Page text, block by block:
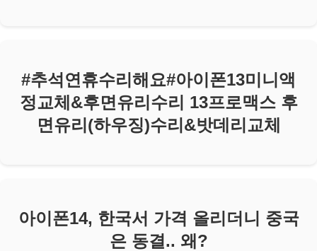
#추석연휴수리해요#아이폰13미니액
정교체&후면유리수리 13프로맥스 후
면유리(하우징)수리&밧데리교체
아이폰14, 한국서 가격 올리더니 중국
은 동결.. 왜?